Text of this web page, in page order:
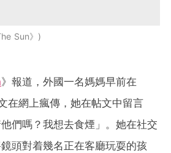
Sun》
》報道，外國一名媽媽早前在
在網上瘋傳，她在帖文中留言
們嗎？我想去食煙」。她在社交
頭對着幾名正在客廳玩耍的孩